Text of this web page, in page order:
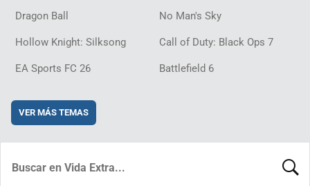
Dragon Ball No Man's Sky
Hollow Knight: Silksong Call of Duty: Black Ops 7
EA Sports FC 26 Battlefield 6
VER MÁS TEMAS